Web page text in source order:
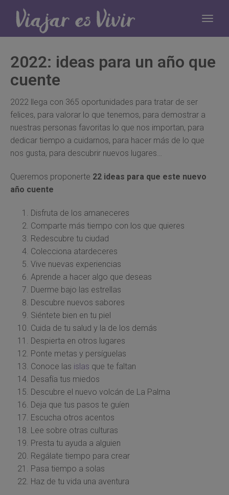
2022: ideas para un año que
cuente
2022 llega con 365 oportunidades para tratar de ser
felices, para valorar lo que tenemos, para demostrar a
nuestras personas favoritas lo que nos importan, para
dedicar tiempo a cuidarnos, para hacer más de lo que
nos gusta, para descubrir nuevos lugares…
Queremos proponerte 22 ideas para que este nuevo
año cuente
Disfruta de los amaneceres
Comparte más tiempo con los que quieres
Redescubre tu ciudad
Colecciona atardeceres
Vive nuevas experiencias
Aprende a hacer algo que deseas
Duerme bajo las estrellas
Descubre nuevos sabores
Siéntete bien en tu piel
Cuida de tu salud y la de los demás
Despierta en otros lugares
Ponte metas y persíguelas
Conoce las islas que te faltan
Desafía tus miedos
Descubre el nuevo volcán de La Palma
Deja que tus pasos te guíen
Escucha otros acentos
Lee sobre otras culturas
Presta tu ayuda a alguien
Regálate tiempo para crear
Pasa tiempo a solas
Haz de tu vida una aventura